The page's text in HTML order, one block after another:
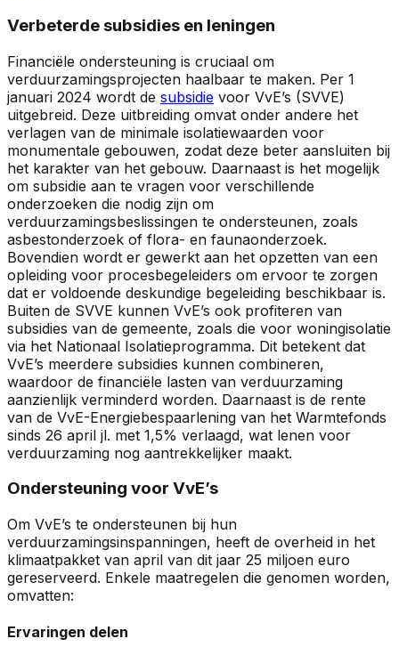
Verbeterde subsidies en leningen
Financiële ondersteuning is cruciaal om
verduurzamingsprojecten haalbaar te maken. Per 1
januari 2024 wordt de subsidie voor VvE’s (SVVE)
uitgebreid. Deze uitbreiding omvat onder andere het
verlagen van de minimale isolatiewaarden voor
monumentale gebouwen, zodat deze beter aansluiten bij
het karakter van het gebouw. Daarnaast is het mogelijk
om subsidie aan te vragen voor verschillende
onderzoeken die nodig zijn om
verduurzamingsbeslissingen te ondersteunen, zoals
asbestonderzoek of flora- en faunaonderzoek.
Bovendien wordt er gewerkt aan het opzetten van een
opleiding voor procesbegeleiders om ervoor te zorgen
dat er voldoende deskundige begeleiding beschikbaar is.
Buiten de SVVE kunnen VvE’s ook profiteren van
subsidies van de gemeente, zoals die voor woningisolatie
via het Nationaal Isolatieprogramma. Dit betekent dat
VvE’s meerdere subsidies kunnen combineren,
waardoor de financiële lasten van verduurzaming
aanzienlijk verminderd worden. Daarnaast is de rente
van de VvE-Energiebespaarlening van het Warmtefonds
sinds 26 april jl. met 1,5% verlaagd, wat lenen voor
verduurzaming nog aantrekkelijker maakt.
Ondersteuning voor VvE’s
Om VvE’s te ondersteunen bij hun
verduurzamingsinspanningen, heeft de overheid in het
klimaatpakket van april van dit jaar 25 miljoen euro
gereserveerd. Enkele maatregelen die genomen worden,
omvatten:
Ervaringen delen